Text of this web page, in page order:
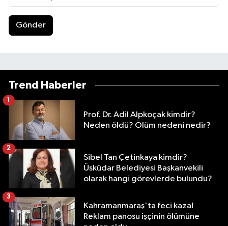
Gönder
Trend Haberler
Prof. Dr. Adil Alpkoçak kimdir?
Neden öldü? Ölüm nedeni nedir?
1
Sibel Tan Çetinkaya kimdir?
Üsküdar Belediyesi Başkanvekili
olarak hangi görevlerde bulundu?
2
Kahramanmaraş'ta feci kaza!
Reklam panosu işçinin ölümüne
3